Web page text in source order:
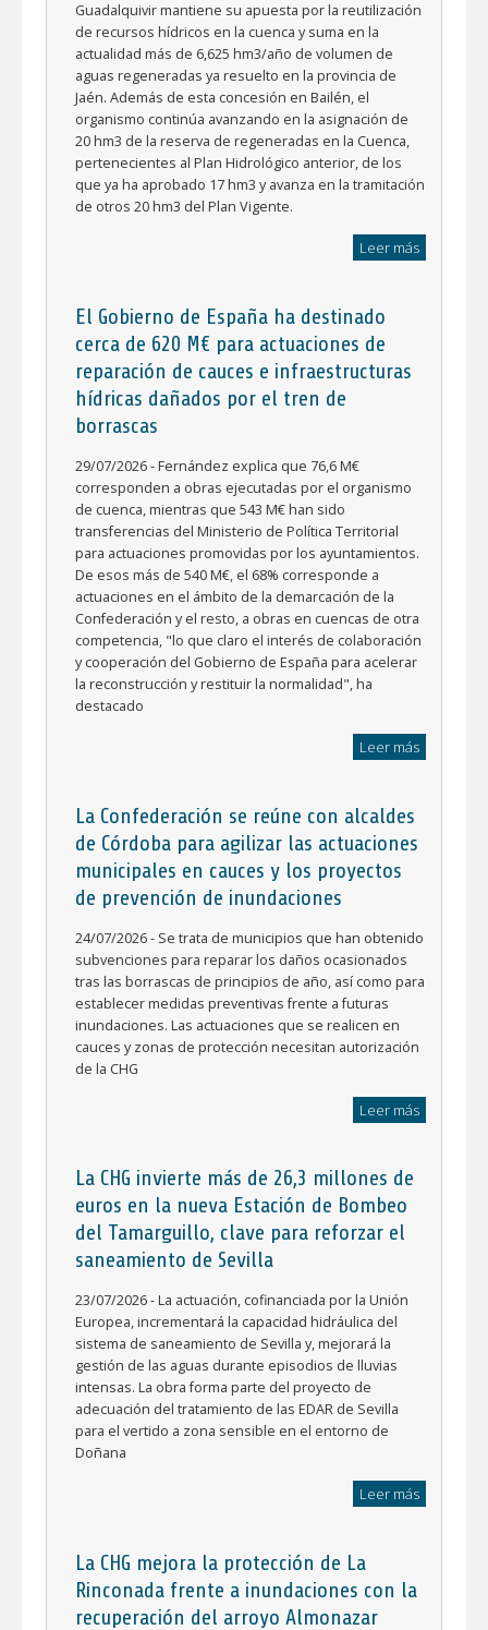
Guadalquivir mantiene su apuesta por la reutilización
de recursos hídricos en la cuenca y suma en la
actualidad más de 6,625 hm3/año de volumen de
aguas regeneradas ya resuelto en la provincia de
Jaén. Además de esta concesión en Bailén, el
organismo continúa avanzando en la asignación de
20 hm3 de la reserva de regeneradas en la Cuenca,
pertenecientes al Plan Hidrológico anterior, de los
que ya ha aprobado 17 hm3 y avanza en la tramitación
de otros 20 hm3 del Plan Vigente.
Leer más
El Gobierno de España ha destinado
cerca de 620 M€ para actuaciones de
reparación de cauces e infraestructuras
hídricas dañados por el tren de
borrascas
29/07/2026 - Fernández explica que 76,6 M€
corresponden a obras ejecutadas por el organismo
de cuenca, mientras que 543 M€ han sido
transferencias del Ministerio de Política Territorial
para actuaciones promovidas por los ayuntamientos.
De esos más de 540 M€, el 68% corresponde a
actuaciones en el ámbito de la demarcación de la
Confederación y el resto, a obras en cuencas de otra
competencia, "lo que claro el interés de colaboración
y cooperación del Gobierno de España para acelerar
la reconstrucción y restituir la normalidad", ha
destacado
Leer más
La Confederación se reúne con alcaldes
de Córdoba para agilizar las actuaciones
municipales en cauces y los proyectos
de prevención de inundaciones
24/07/2026 - Se trata de municipios que han obtenido
subvenciones para reparar los daños ocasionados
tras las borrascas de principios de año, así como para
establecer medidas preventivas frente a futuras
inundaciones. Las actuaciones que se realicen en
cauces y zonas de protección necesitan autorización
de la CHG
Leer más
La CHG invierte más de 26,3 millones de
euros en la nueva Estación de Bombeo
del Tamarguillo, clave para reforzar el
saneamiento de Sevilla
23/07/2026 - La actuación, cofinanciada por la Unión
Europea, incrementará la capacidad hidráulica del
sistema de saneamiento de Sevilla y, mejorará la
gestión de las aguas durante episodios de lluvias
intensas. La obra forma parte del proyecto de
adecuación del tratamiento de las EDAR de Sevilla
para el vertido a zona sensible en el entorno de
Doñana
Leer más
La CHG mejora la protección de La
Rinconada frente a inundaciones con la
recuperación del arroyo Almonazar